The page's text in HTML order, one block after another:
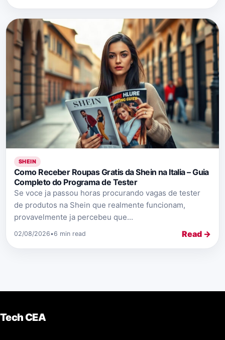
SHEIN
Como Receber Roupas Gratis da Shein na Italia – Guia
Completo do Programa de Tester
Se voce ja passou horas procurando vagas de tester
de produtos na Shein que realmente funcionam,
provavelmente ja percebeu que...
02/08/2026•6 min read Read →
Tech CEA